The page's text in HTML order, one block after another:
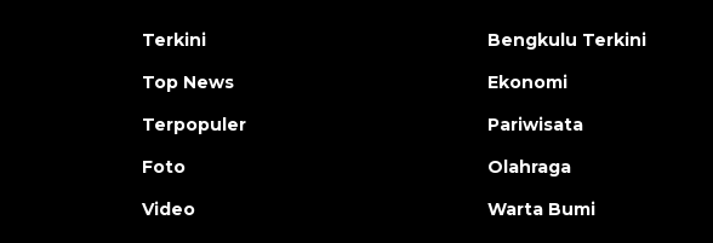
Terkini
Top News
Terpopuler
Foto
Video
Bengkulu Terkini
Ekonomi
Pariwisata
Olahraga
Warta Bumi